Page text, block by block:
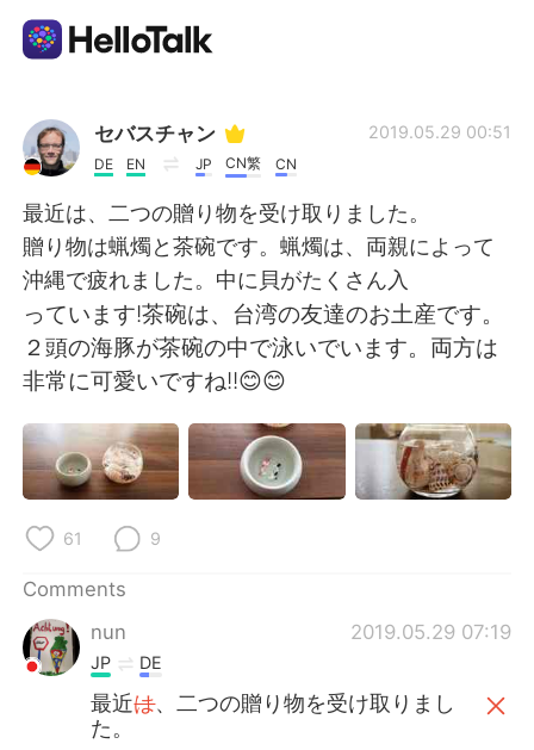
Language Exchange App
AI Grammar Checker
English
简体中文 繁體中文
Español العربية
Français Deutsch
日本語
Русский
Indonesia
Türkçe Tiếng Việt
セバスチャン
DE EN JP CN繁 CN
2019.05.29 00:51
最近は、二つの贈り物を受け取りました。
贈り物は蝋燭と茶碗です。蝋燭は、両親によって
沖縄で疲れました。中に貝がたくさん入
っています!茶碗は、台湾の友達のお土産です。
２頭の海豚が茶碗の中で泳いでいます。両方は
非常に可愛いですね!!😊😊
61 9
Comments
nun
2019.05.29 07:19
JP DE
最近は、二つの贈り物を受け取りまし
た。